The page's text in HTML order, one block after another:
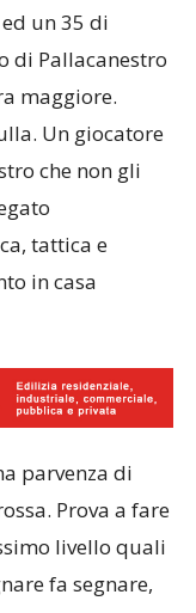
un 35 di
di Pallacanestro
maggiore.
Un giocatore
che non gli
tattica e
in casa
parvenza di
Prova a fare
livello quali
fa segnare,